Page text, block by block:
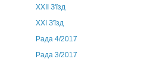
ХХІІ З'їзд
XXI З'їзд
Рада 4/2017
Рада 3/2017